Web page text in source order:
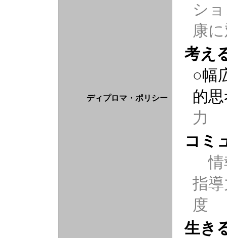
ディプロマ・ポリシー
シ
康
考え
○幅
的
力
コミ
情
指
度
生き